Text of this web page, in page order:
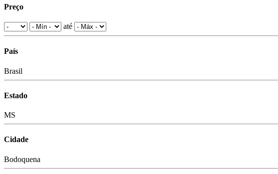
Preço
até
País
Brasil
Estado
MS
Cidade
Bodoquena